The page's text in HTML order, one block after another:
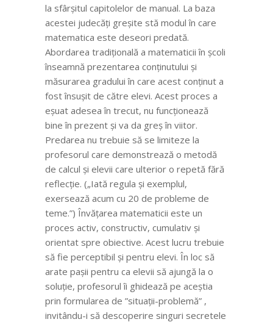
la sfârșitul capitolelor de manual. La baza
acestei judecăți greșite stă modul în care
matematica este deseori predată.
Abordarea tradițională a matematicii în școli
înseamnă prezentarea conținutului și
măsurarea gradului în care acest conținut a
fost însușit de către elevi. Acest proces a
eșuat adesea în trecut, nu funcționează
bine în prezent și va da greș în viitor.
Predarea nu trebuie să se limiteze la
profesorul care demonstrează o metodă
de calcul și elevii care ulterior o repetă fără
reflecție. („Iată regula și exemplul,
exersează acum cu 20 de probleme de
teme.”) Învățarea matematicii este un
proces activ, constructiv, cumulativ și
orientat spre obiective. Acest lucru trebuie
să fie perceptibil și pentru elevi. În loc să
arate pașii pentru ca elevii să ajungă la o
soluție, profesorul îi ghidează pe aceștia
prin formularea de ”situații-problemă” ,
invitându-i să descoperire singuri secretele